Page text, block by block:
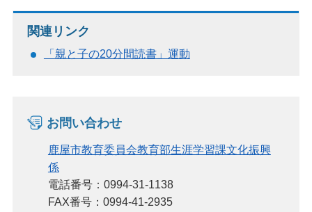
関連リンク
「親と子の20分間読書」運動
お問い合わせ
鹿屋市教育委員会教育部生涯学習課文化振興
係
電話番号：0994-31-1138
FAX番号：0994-41-2935